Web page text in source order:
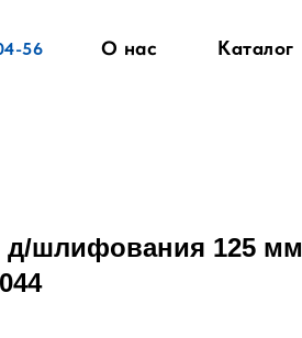
56 О нас Каталог
д/шлифования 125 мм